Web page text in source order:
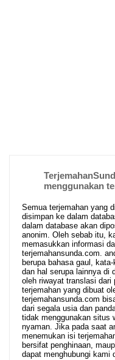
menggunakan
Semua terjemahan yang
disimpan ke dalam
dalam database akan
anonim. Oleh sebab itu,
memasukkan informasi
terjemahansunda.com.
berupa bahasa gaul,
dan hal serupa lainnya di
oleh riwayat translasi dari
terjemahan yang dibuat
terjemahansunda.com
dari segala usia dan
tidak menggunakan situs
nyaman. Jika pada saat
menemukan isi
bersifat penghinaan,
dapat menghubungi kami